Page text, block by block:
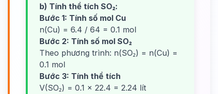
b) Tính thể tích SO₂:
Bước 1: Tính số mol Cu
n(Cu) = 6.4 / 64 = 0.1 mol
Bước 2: Tính số mol SO₂
Theo phương trình: n(SO₂) = n(Cu) =
0.1 mol
Bước 3: Tính thể tích
V(SO₂) = 0.1 × 22.4 = 2.24 lít